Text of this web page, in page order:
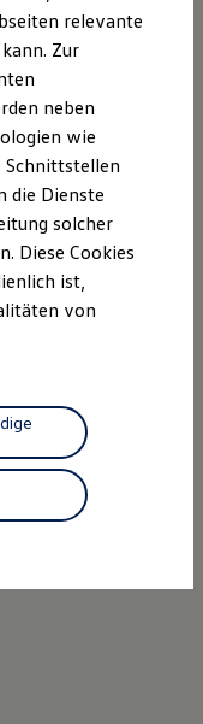
und Shop
AG
VW
relevante
Zur
neben
wie
Schnittstellen
die Dienste
solcher
Diese Cookies
ist,
von